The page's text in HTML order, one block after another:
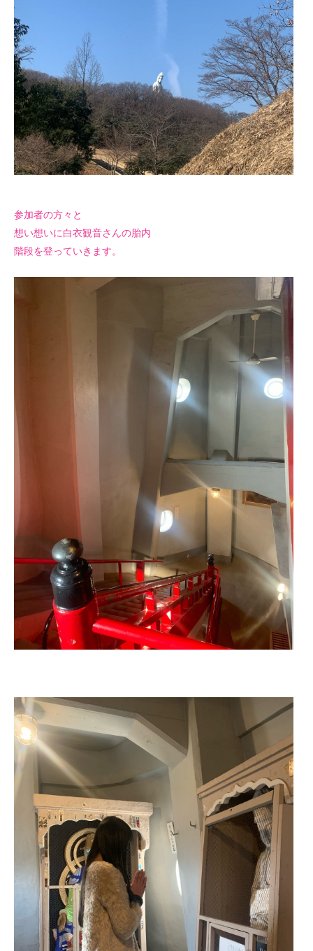
参加者の方々と
想い想いに白衣観音さんの胎内
階段を登っていきます。